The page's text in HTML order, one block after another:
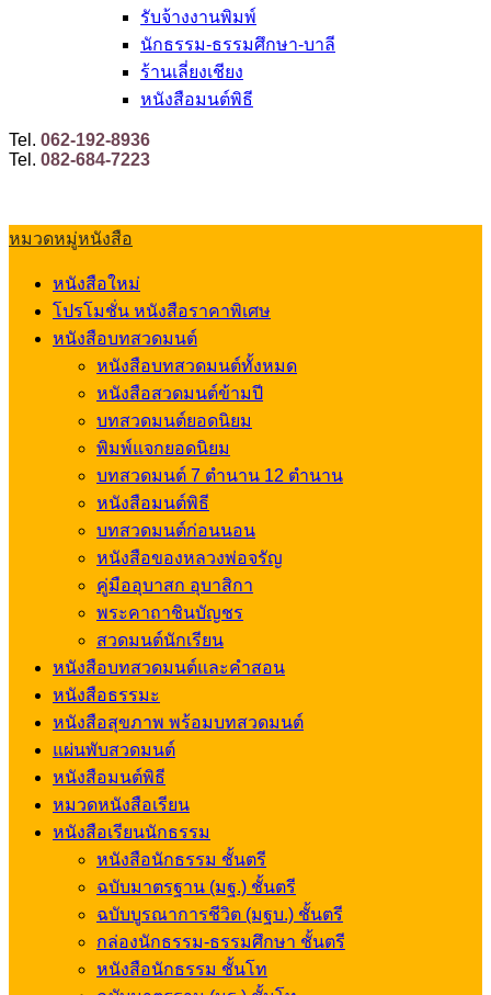
รับจ้างงานพิมพ์
นักธรรม-ธรรมศึกษา-บาลี
ร้านเลี่ยงเชียง
หนังสือมนต์พิธี
Tel. 062-192-8936
Tel. 082-684-7223
หมวดหมู่หนังสือ
หนังสือใหม่
โปรโมชั่น หนังสือราคาพิเศษ
หนังสือบทสวดมนต์
หนังสือบทสวดมนต์ทั้งหมด
หนังสือสวดมนต์ข้ามปี
บทสวดมนต์ยอดนิยม
พิมพ์แจกยอดนิยม
บทสวดมนต์ 7 ตำนาน 12 ตำนาน
หนังสือมนต์พิธี
บทสวดมนต์ก่อนนอน
หนังสือของหลวงพ่อจรัญ
คู่มืออุบาสก อุบาสิกา
พระคาถาชินบัญชร
สวดมนต์นักเรียน
หนังสือบทสวดมนต์และคำสอน
หนังสือธรรมะ
หนังสือสุขภาพ พร้อมบทสวดมนต์
แผ่นพับสวดมนต์
หนังสือมนต์พิธี
หมวดหนังสือเรียน
หนังสือเรียนนักธรรม
หนังสือนักธรรม ชั้นตรี
ฉบับมาตรฐาน (มฐ.) ชั้นตรี
ฉบับบูรณาการชีวิต (มฐบ.) ชั้นตรี
กล่องนักธรรม-ธรรมศึกษา ชั้นตรี
หนังสือนักธรรม ชั้นโท